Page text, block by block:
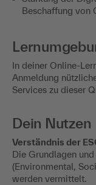
Beschaffung von
In deiner Online-
Anmeldung
Services zu dieser
Dein Nutzen
Verständnis der
Die Grundlagen
(Environmental,
werden vermittelt.